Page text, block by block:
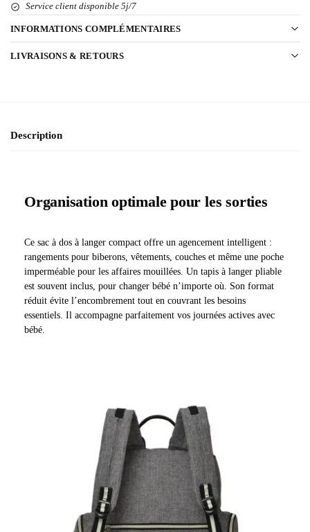
Service client disponible 5j/7
INFORMATIONS COMPLÉMENTAIRES
LIVRAISONS & RETOURS
Description
Organisation optimale pour les sorties
Ce sac à dos à langer compact offre un agencement intelligent :
rangements pour biberons, vêtements, couches et même une poche
imperméable pour les affaires mouillées. Un tapis à langer pliable
est souvent inclus, pour changer bébé n’importe où. Son format
réduit évite l’encombrement tout en couvrant les besoins
essentiels. Il accompagne parfaitement vos journées actives avec
bébé.